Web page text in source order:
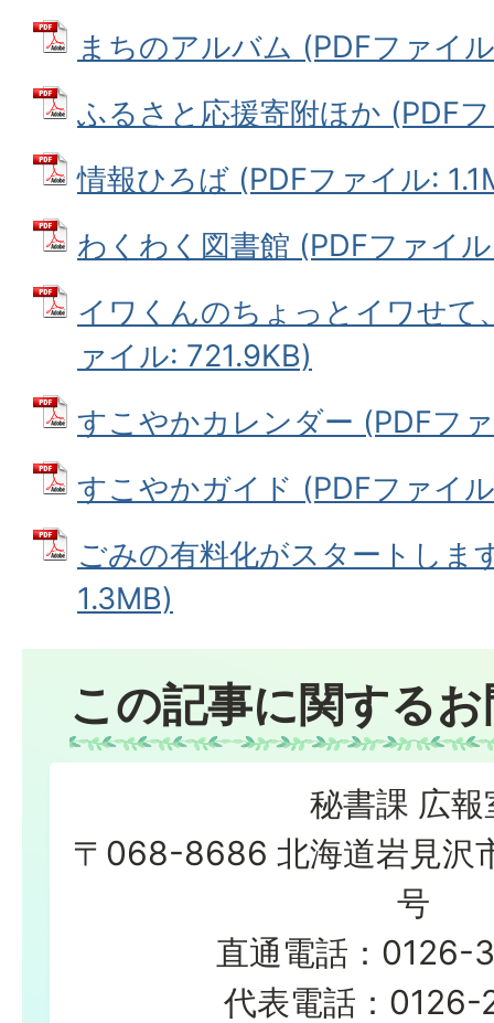
まちのアルバム (PDFファイ
ふるさと応援寄附ほか (PDF
情報ひろば (PDFファイル:
わくわく図書館 (PDFファイ
イワくんのちょっとイワせて
ァイル: 721.9KB)
すこやかカレンダー (PDFフ
すこやかガイド (PDFファイ
ごみの有料化がスタートしま
1.3MB)
この記事に関する
秘書課 広報
〒068-8686 北海道岩見沢
号
直通電話：0126-
代表電話：0126-